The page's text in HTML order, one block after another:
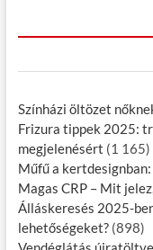
Színházi öltözet
Frizura tippek 2025:
megjelenésért (1 165)
Műfű a
Magas CRP – Mit
Álláskeresés 2025-
lehetőségeket? (898)